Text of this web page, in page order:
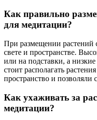
Как правильно
для медитации?
При размещении растений
свете и пространстве.
или на подставки, а
стоит располагать
пространство и позволяли
Как ухаживать за
медитации?